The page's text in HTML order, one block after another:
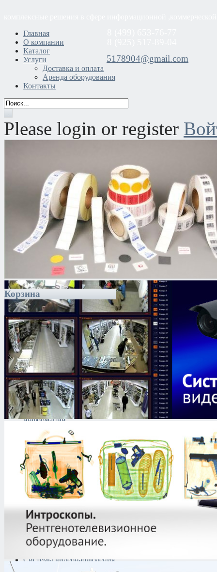
5178904@gmail.com
Главная
О компании
Каталог
Услуги
Доставка и оплата
Аренда оборудования
Контакты
Please login or register
Корзина
Каталог
Антитеррористическое
оборудование
Поиск и выявление
каналов утечки
информации
Технические средства
защиты информации
Тепловизоры
Криминалистическая
техника
Поисково-досмотровое
оборудование
Средства
документирования и
Металлодетекторы
Полиграфы
Противокражные системы
Рации и Аксессуары
Переговорные устройства
Системы видеонаблюдения